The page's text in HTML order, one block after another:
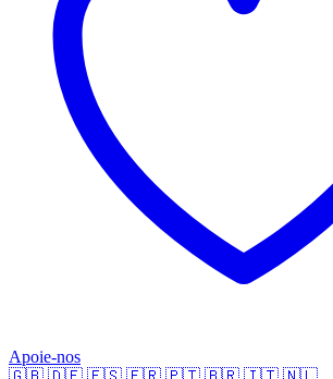
Apoie-nos